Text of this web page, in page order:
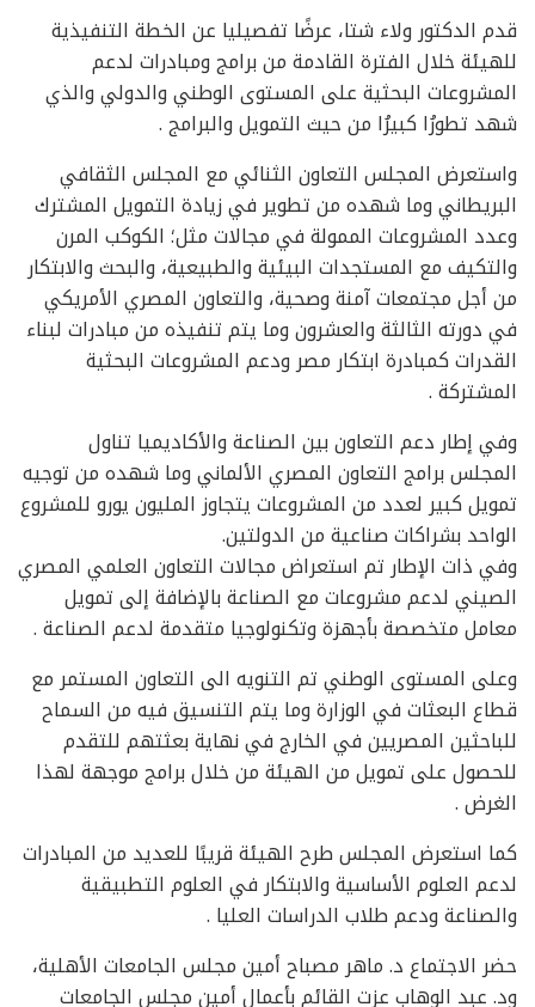
قدم الدكتور ولاء شتا، عرضًا تفصيليا عن الخطة التنفيذية
للهيئة خلال الفترة القادمة من برامج ومبادرات لدعم
المشروعات البحثية على المستوى الوطني والدولي والذي
شهد تطورُا كبيرُا من حيث التمويل والبرامج .
واستعرض المجلس التعاون الثنائي مع المجلس الثقافي
البريطاني وما شهده من تطوير في زيادة التمويل المشترك
وعدد المشروعات الممولة في مجالات مثل؛ الكوكب المرن
والتكيف مع المستجدات البيئية والطبيعية، والبحث والابتكار
من أجل مجتمعات آمنة وصحية، والتعاون المصري الأمريكي
في دورته الثالثة والعشرون وما يتم تنفيذه من مبادرات لبناء
القدرات كمبادرة ابتكار مصر ودعم المشروعات البحثية
المشتركة .
وفي إطار دعم التعاون بين الصناعة والأكاديميا تناول
المجلس برامج التعاون المصري الألماني وما شهده من توجيه
تمويل كبير لعدد من المشروعات يتجاوز المليون يورو للمشروع
الواحد بشراكات صناعية من الدولتين.
وفي ذات الإطار تم استعراض مجالات التعاون العلمي المصري
الصيني لدعم مشروعات مع الصناعة بالإضافة إلى تمويل
معامل متخصصة بأجهزة وتكنولوجيا متقدمة لدعم الصناعة .
وعلى المستوى الوطني تم التنويه الى التعاون المستمر مع
قطاع البعثات في الوزارة وما يتم التنسيق فيه من السماح
للباحثين المصريين في الخارج في نهاية بعثتهم للتقدم
للحصول على تمويل من الهيئة من خلال برامج موجهة لهذا
الغرض .
كما استعرض المجلس طرح الهيئة قريبًا للعديد من المبادرات
لدعم العلوم الأساسية والابتكار في العلوم التطبيقية
والصناعة ودعم طلاب الدراسات العليا .
حضر الاجتماع د. ماهر مصباح أمين مجلس الجامعات الأهلية،
ود. عبد الوهاب عزت القائم بأعمال أمين مجلس الجامعات